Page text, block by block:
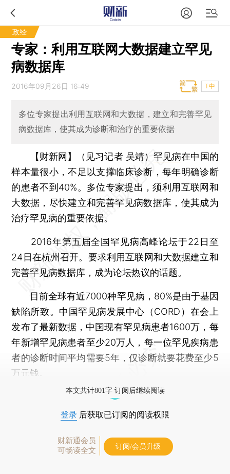
政经
专家：利用互联网大数据建立罕见
病数据库
2016年09月26日 16:49 T中
多位专家提出利用互联网和大数据，建立和完善罕见
病数据库，使其成为诊断和治疗的重要依据
【财新网】（见习记者 吴靖）罕见病在中国的
样本量很小，不足以支撑临床诊断，每年明确诊断
的患者不到40%。多位专家提出，须利用互联网和
大数据，尽快建立和完善罕见病数据库，使其成为
治疗罕见病的重要依据。
2016年第五届全国罕见病高峰论坛于22日至
24日在杭州召开。要求利用互联网和大数据建立和
完善罕见病数据库，成为论坛热议的话题。
目前全球有近7000种罕见病，80%是由于基因
缺陷所致。中国罕见病发展中心（CORD）在会上
发布了最新数据，中国现有罕见病患者1600万，每
年新增罕见病患者至少20万人，每一位罕见疾病患
者的诊断时间平均需要5年，仅诊断就要花费至少5
万元钱。
本文共计801字 订阅后继续阅读
登录 后获取已订阅的阅读权限
财新通会员
可畅读全文
订阅/会员升级